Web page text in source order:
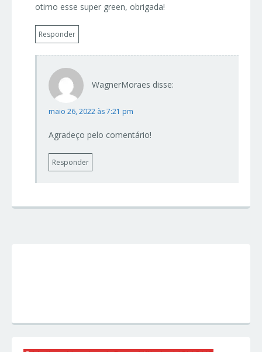
otimo esse super green, obrigada!
Responder
WagnerMoraes disse:
maio 26, 2022 às 7:21 pm
Agradeço pelo comentário!
Responder